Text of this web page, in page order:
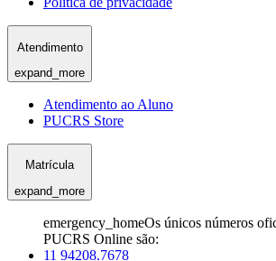
Atendimento
expand_more
Atendimento ao Aluno
PUCRS Store
Matrícula
expand_more
emergency_homeOs únicos números
PUCRS Online são:
11 94208.7678